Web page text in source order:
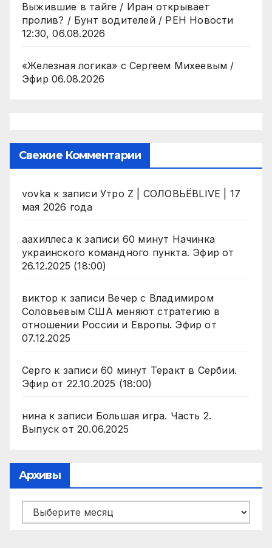
Выжившие в тайге / Иран открывает
пролив? / Бунт водителей / РЕН Новости
12:30, 06.08.2026
«Железная логика» с Сергеем Михеевым /
Эфир 06.08.2026
Свежие Комментарии
vovka к записи Утро Z | СОЛОВЬЁВLIVE | 17
мая 2026 года
аахиллесак записи 60 минут Начинка
украинского командного пункта. Эфир от
26.12.2025 (18:00)
виктор к записи Вечер с Владимиром
Соловьевым США меняют стратегию в
отношении России и Европы. Эфир от
07.12.2025
Серго к записи 60 минут Теракт в Сербии.
Эфир от 22.10.2025 (18:00)
нинак записи Большая игра. Часть 2.
Выпуск от 20.06.2025
Архивы
Архивы